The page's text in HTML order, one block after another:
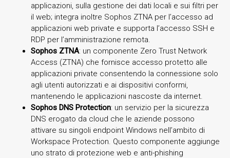
applicazioni, sulla gestione dei dati locali e sui filtri per
il web; integra inoltre Sophos ZTNA per l’accesso ad
applicazioni web private e supporta l’accesso SSH e
RDP per l’amministrazione remota.
Sophos ZTNA: un componente Zero Trust Network
Access (ZTNA) che fornisce accesso protetto alle
applicazioni private consentendo la connessione solo
agli utenti autorizzati e ai dispositivi conformi,
mantenendo le applicazioni nascoste da internet.
Sophos DNS Protection: un servizio per la sicurezza
DNS erogato da cloud che le aziende possono
attivare su singoli endpoint Windows nell’ambito di
Workspace Protection. Questo componente aggiunge
uno strato di protezione web e anti-phishing